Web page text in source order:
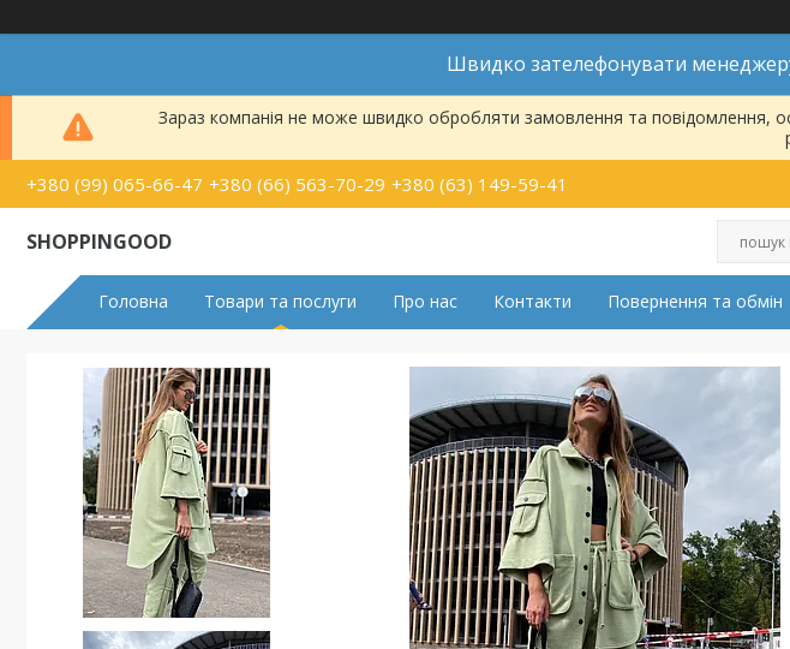
Швидко зателефонувати
Зараз компанія не може швидко обробляти замовлення та повідомлення,
+380 (99) 065-66-47 +380 (66) 563-70-29 +380 (63) 149-59-41
SHOPPINGOOD
Головна Товари та послуги Про нас Контакти Повернення та обмін